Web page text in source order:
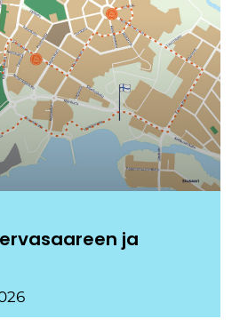
ja